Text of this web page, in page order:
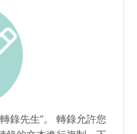
錄先生”。 轉錄允許您